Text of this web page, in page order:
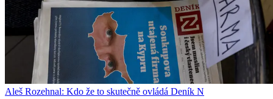
Aleš Rozehnal: Kdo že to skutečně ovládá Deník N